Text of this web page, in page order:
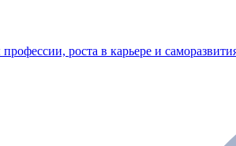
роста в карьере и